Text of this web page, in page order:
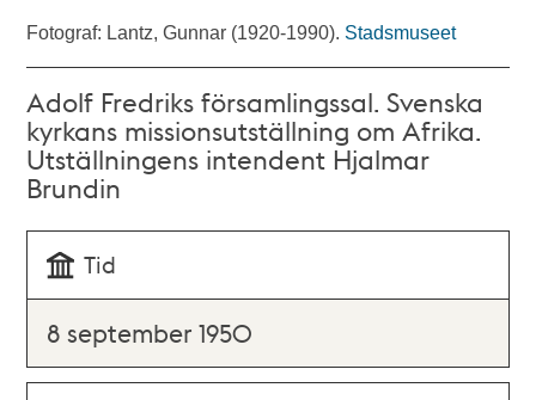
Fotograf: Lantz, Gunnar (1920-1990). Stadsmuseet
Adolf Fredriks församlingssal. Svenska
kyrkans missionsutställning om Afrika.
Utställningens intendent Hjalmar
Brundin
Tid
8 september 1950